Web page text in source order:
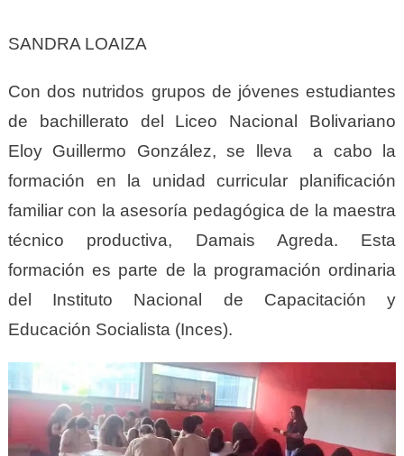
SANDRA LOAIZA
Con dos nutridos grupos de jóvenes estudiantes
de bachillerato del Liceo Nacional Bolivariano
Eloy Guillermo González, se lleva a cabo la
formación en la unidad curricular planificación
familiar con la asesoría pedagógica de la maestra
técnico productiva, Damais Agreda. Esta
formación es parte de la programación ordinaria
del Instituto Nacional de Capacitación y
Educación Socialista (Inces).